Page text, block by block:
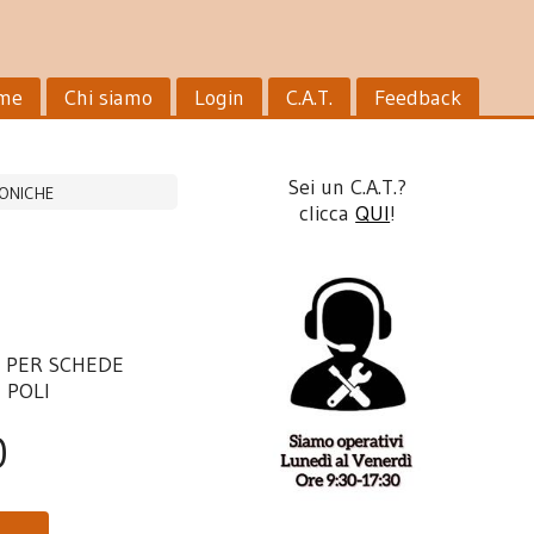
Chi siamo Login C.A.T. Feedback
PER SCHEDE
POLI
Sei un C.A.T.?
cliccaQUI!